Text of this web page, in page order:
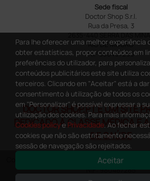
Sede fiscal
Doctor Shop S.r.l.
Rua da Presa, 3
2635-440 SERRA DAS
RIO DE MOURO
NIF 980487285
DOCTOR SHOP.PT É UM SITE
DEDICADO À CLASSE MÉDICA E
DE SAÚDE
Copyright DoctorShop 2005-2026 - Todos os
NIF: 980487285
Para lhe oferecer uma melhor experiência
obter estatísticas, propor conteúdos em
preferências do utilizador, para
conteúdos publicitários este site utiliza
terceiros. Clicando em "Aceitar" está a dar
consentimento à utilização de todos os
em "Personalizar" é possível expressar a
utilização dos cookies. Para mais
Cookies policye Privacidade. Ao fechar
cookies que não são estritamente
sessão de navegação são rejeitados.
Aceitar